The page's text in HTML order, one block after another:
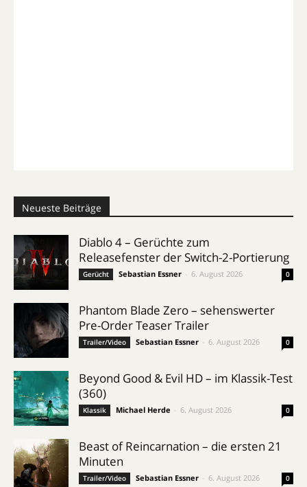
Neueste Beiträge
Diablo 4 – Gerüchte zum
Releasefenster der Switch-2-Portierung
Gerücht Sebastian Essner 6. August 2026 0
Phantom Blade Zero – sehenswerter
Pre-Order Teaser Trailer
Trailer/Video Sebastian Essner 6. August 2026 0
Beyond Good & Evil HD – im Klassik-Test
(360)
Klassik Michael Herde 6. August 2026 0
Beast of Reincarnation – die ersten 21
Minuten
Trailer/Video Sebastian Essner 6. August 2026 0